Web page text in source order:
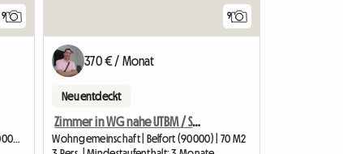
9
Unterkunft beim Gastgeber | Belfort (90000) | 11 M2
9
370 € / Monat
Neu entdeckt
Zimmer in WG nahe UTBM / Stadtzentrum
Wohngemeinschaft | Belfort (90000) | 70 M2